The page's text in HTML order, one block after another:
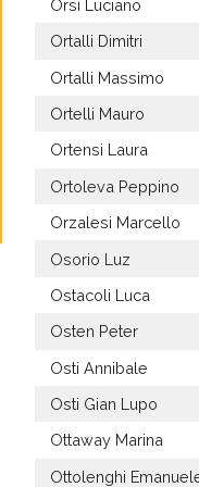
Orsi Luciano
Ortalli Dimitri
Ortalli Massimo
Ortelli Mauro
Ortensi Laura
Ortoleva Peppino
Orzalesi Marcello
Osorio Luz
Ostacoli Luca
Osten Peter
Osti Annibale
Osti Gian Lupo
Ottaway Marina
Ottolenghi